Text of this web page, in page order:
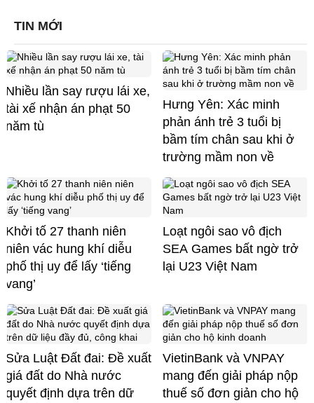
TIN MỚI
Nhiều lần say rượu lái xe,
tài xế nhận án phạt 50
năm tù
Hưng Yên: Xác minh
phản ánh trẻ 3 tuổi bị
bầm tím chân sau khi ở
trường mầm non về
Khởi tố 27 thanh niên
niên vác hung khí diễu
phố thị uy để lấy ‘tiếng
vang’
Loạt ngôi sao vô địch
SEA Games bất ngờ trở
lại U23 Việt Nam
Sửa Luật Đất đai: Đề xuất
giá đất do Nhà nước
quyết định dựa trên dữ
VietinBank và VNPAY
mang đến giải pháp nộp
thuế số đơn giản cho hộ